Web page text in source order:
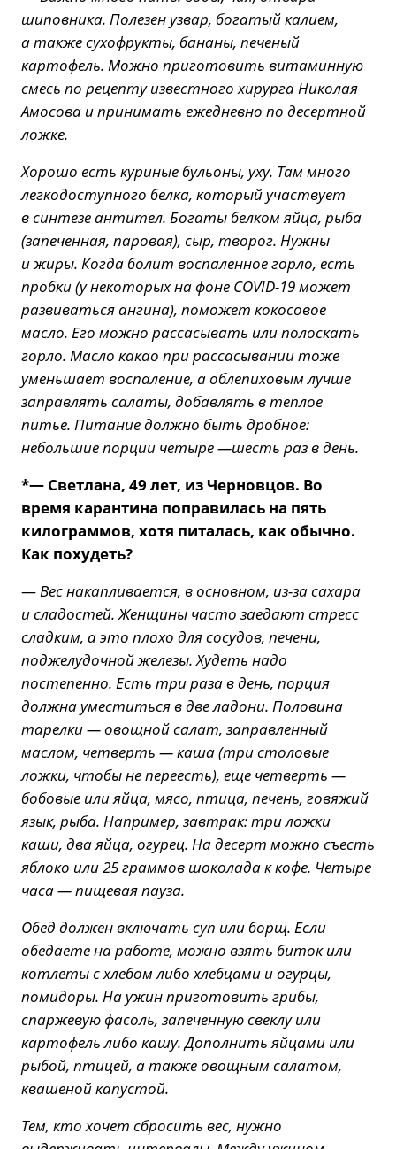
шиповника. Полезен узвар, богатый калием,
а также сухофрукты, бананы, печеный
картофель. Можно приготовить витаминную
смесь по рецепту известного хирурга Николая
Амосова и принимать ежедневно по десертной
ложке.
Хорошо есть куриные бульоны, уху. Там много
легкодоступного белка, который участвует
в синтезе антител. Богаты белком яйца, рыба
(запеченная, паровая), сыр, творог. Нужны
и жиры. Когда болит воспаленное горло, есть
пробки (у некоторых на фоне COVID-19 может
развиваться ангина), поможет кокосовое
масло. Его можно рассасывать или полоскать
горло. Масло какао при рассасывании тоже
уменьшает воспаление, а облепиховым лучше
заправлять салаты, добавлять в теплое
питье. Питание должно быть дробное:
небольшие порции четыре —шесть раз в день.
*— Светлана, 49 лет, из Черновцов. Во
время карантина поправилась на пять
килограммов, хотя питалась, как обычно.
Как похудеть?
—Вес накапливается, в основном, из-за сахара
и сладостей. Женщины часто заедают стресс
сладким, а это плохо для сосудов, печени,
поджелудочной железы. Худеть надо
постепенно. Есть три раза в день, порция
должна уместиться в две ладони. Половина
тарелки — овощной салат, заправленный
маслом, четверть — каша (три столовые
ложки, чтобы не переесть), еще четверть —
бобовые или яйца, мясо, птица, печень, говяжий
язык, рыба. Например, завтрак: три ложки
каши, два яйца, огурец. На десерт можно съесть
яблоко или 25 граммов шоколада к кофе. Четыре
часа — пищевая пауза.
Обед должен включать суп или борщ. Если
обедаете на работе, можно взять биток или
котлеты с хлебом либо хлебцами и огурцы,
помидоры. На ужин приготовить грибы,
спаржевую фасоль, запеченную свеклу или
картофель либо кашу. Дополнить яйцами или
рыбой, птицей, а также овощным салатом,
квашеной капустой.
Тем, кто хочет сбросить вес, нужно